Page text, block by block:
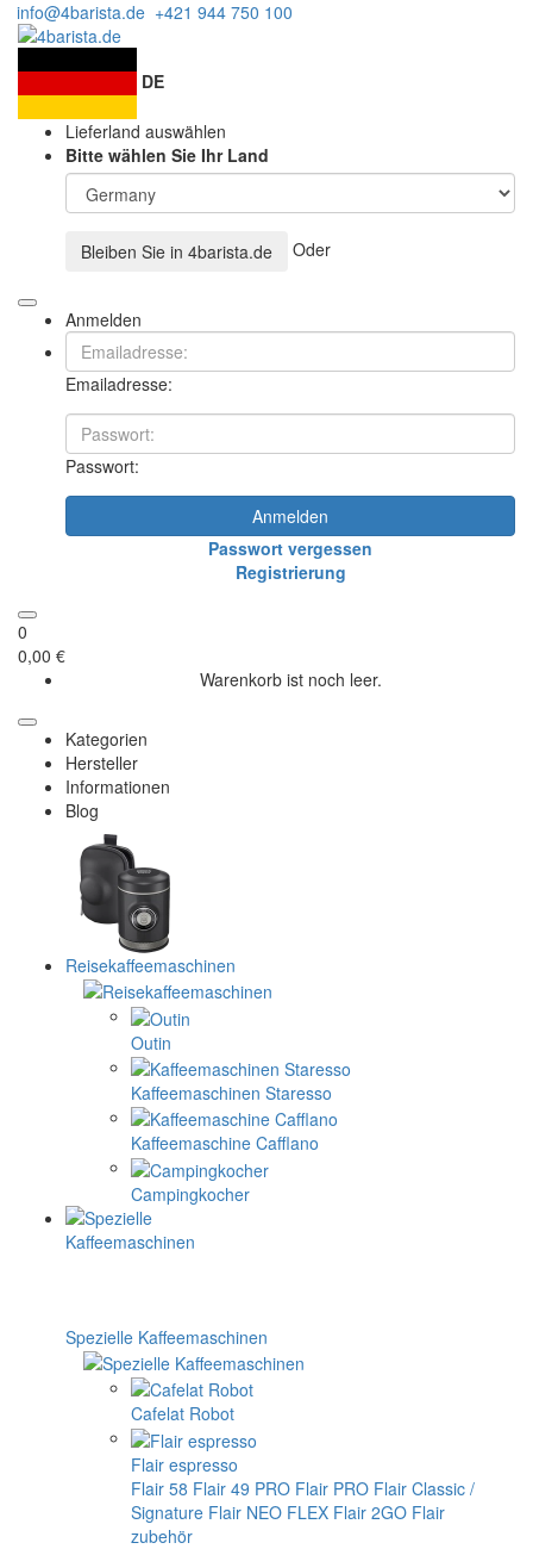
info@4barista.de +421 944 750 100
DE
Lieferland auswählen
Bitte wählen Sie Ihr Land
Bleiben Sie in 4barista.de Oder
Anmelden
Emailadresse:
Passwort:
Anmelden
Passwort vergessen
Registrierung
0
0,00 €
Warenkorb ist noch leer.
Kategorien
Hersteller
Informationen
Blog
Reisekaffeemaschinen
Outin
Kaffeemaschinen Staresso
Kaffeemaschine Cafflano
Campingkocher
Spezielle Kaffeemaschinen
Cafelat Robot
Flair espresso
Flair 58 Flair 49 PRO Flair PRO Flair Classic /
Signature Flair NEO FLEX Flair 2GO Flair
zubehör